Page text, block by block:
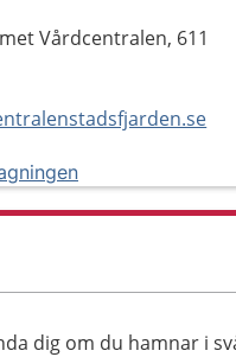
Vårdcentralen, 611
dig om du hamnar i